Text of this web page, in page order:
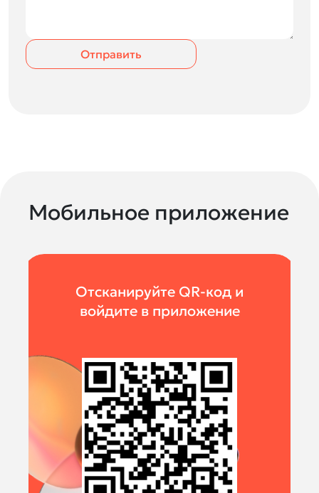
Отправить
Мобильное приложение
Отсканируйте QR-код и
войдите в приложение